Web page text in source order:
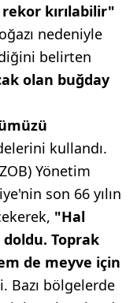
kırılabilir"
nedeniyle
belirten
olan buğday
kullandı.
Yönetim
son 66 yılın
"Hal
doldu. Toprak
de meyve için
Bazı bölgelerde